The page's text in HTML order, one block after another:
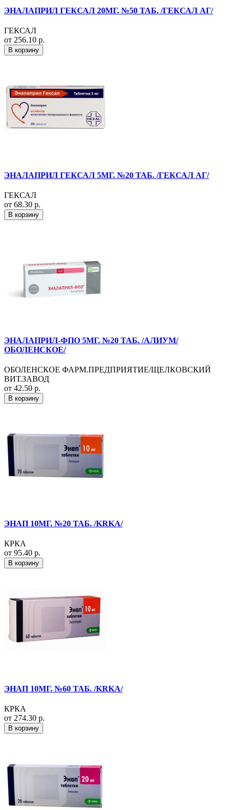
ЭНАЛАПРИЛ ГЕКСАЛ 20МГ. №50 ТАБ. /ГЕКСАЛ АГ/
ГЕКСАЛ
от 256.10 р.
В корзину
ЭНАЛАПРИЛ ГЕКСАЛ 5МГ. №20 ТАБ. /ГЕКСАЛ АГ/
ГЕКСАЛ
от 68.30 р.
В корзину
ЭНАЛАПРИЛ-ФПО 5МГ. №20 ТАБ. /АЛИУМ/
ОБОЛЕНСКОЕ/
ОБОЛЕНСКОЕ ФАРМ.ПРЕДПРИЯТИЕ/ЩЕЛКОВСКИЙ
ВИТ.ЗАВОД
от 42.50 р.
В корзину
ЭНАП 10МГ. №20 ТАБ. /KRKA/
КРКА
от 95.40 р.
В корзину
ЭНАП 10МГ. №60 ТАБ. /KRKA/
КРКА
от 274.30 р.
В корзину